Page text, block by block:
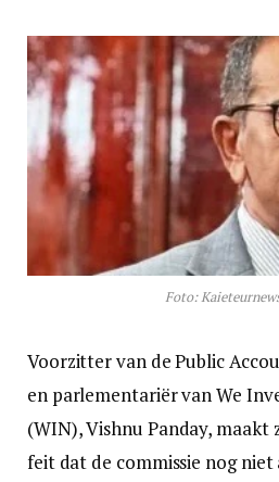
Foto:
Voorzitter van de Public
en parlementariër van We
(WIN), Vishnu Panday, maakt
feit dat de commissie nog niet